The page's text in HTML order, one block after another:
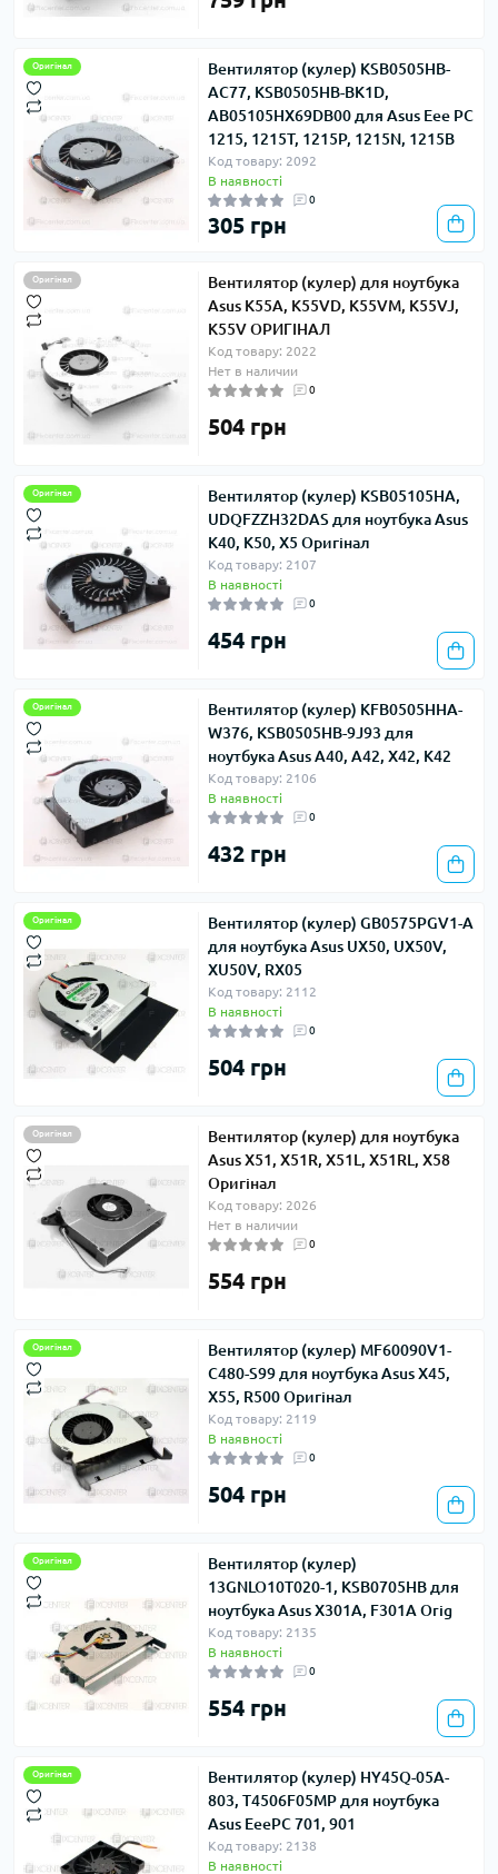
Оригінал
Вентилятор (кулер) KSB0505HB-
AC77, KSB0505HB-BK1D,
AB05105HX69DB00 для Asus Eee PC
1215, 1215T, 1215P, 1215N, 1215B
Код товару: 2092
В наявності
0
305 грн
Оригінал
Вентилятор (кулер) для ноутбука
Asus K55A, K55VD, K55VM, K55VJ,
K55V ОРИГІНАЛ
Код товару: 2022
Нет в наличии
0
504 грн
Оригінал
Вентилятор (кулер) KSB05105HA,
UDQFZZH32DAS для ноутбука Asus
K40, K50, X5 Оригінал
Код товару: 2107
В наявності
0
454 грн
Оригінал
Вентилятор (кулер) KFB0505HHA-
W376, KSB0505HB-9J93 для
ноутбука Asus A40, A42, X42, K42
Код товару: 2106
В наявності
0
432 грн
Оригінал
Вентилятор (кулер) GB0575PGV1-A
для ноутбука Asus UX50, UX50V,
XU50V, RX05
Код товару: 2112
В наявності
0
504 грн
Оригінал
Вентилятор (кулер) для ноутбука
Asus X51, X51R, X51L, X51RL, X58
Оригінал
Код товару: 2026
Нет в наличии
0
554 грн
Оригінал
Вентилятор (кулер) MF60090V1-
C480-S99 для ноутбука Asus X45,
X55, R500 Оригінал
Код товару: 2119
В наявності
0
504 грн
Оригінал
Вентилятор (кулер)
13GNLO10T020-1, KSB0705HB для
ноутбука Asus X301A, F301A Orig
Код товару: 2135
В наявності
0
554 грн
Оригінал
Вентилятор (кулер) HY45Q-05A-
803, T4506F05MP для ноутбука
Asus EeePC 701, 901
Код товару: 2138
В наявності